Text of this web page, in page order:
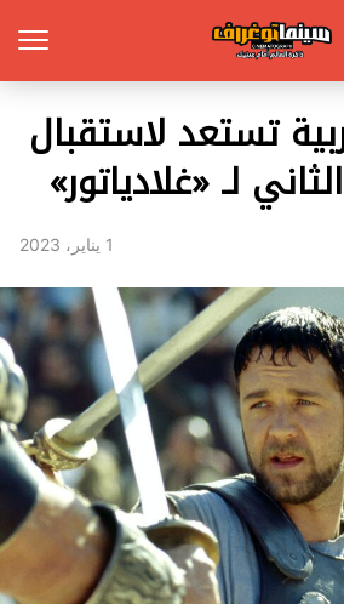
تستعد لاستقبال
لـ «غلادياتور»
1 يناير، 2023